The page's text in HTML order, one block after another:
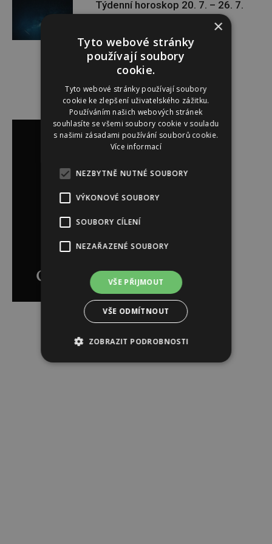
Týdenní horoskop 20. 7. – 26. 7.
Reklama
×
Tyto webové stránky
používají soubory
cookie.
Tyto webové stránky používají soubory
cookie ke zlepšení uživatelského zážitku.
Používáním našich webových stránek
souhlasíte se všemi soubory cookie v souladu
s našimi zásadami používání souborů cookie.
Více informací
NEZBYTNĚ NUTNÉ SOUBORY
VÝKONOVÉ SOUBORY
SOUBORY CÍLENÍ
NEZAŘAZENÉ SOUBORY
VŠE PŘIJMOUT
VŠE ODMÍTNOUT
ZOBRAZIT PODROBNOSTI